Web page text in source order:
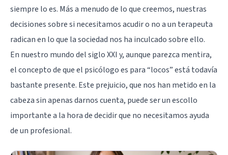
siempre lo es. Más a menudo de lo que creemos, nuestras
decisiones sobre si necesitamos acudir o no a un terapeuta
radican en lo que la sociedad nos ha inculcado sobre ello.
En nuestro mundo del siglo XXI y, aunque parezca mentira,
el concepto de que el psicólogo es para “locos” está todavía
bastante presente. Este prejuicio, que nos han metido en la
cabeza sin apenas darnos cuenta, puede ser un escollo
importante a la hora de decidir que no necesitamos ayuda
de un profesional.